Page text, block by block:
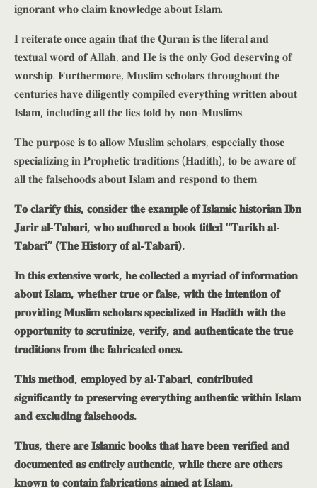
𝐢𝐠𝐧𝐨𝐫𝐚𝐧𝐭 𝐰𝐡𝐨 𝐜𝐥𝐚𝐢𝐦 𝐤𝐧𝐨𝐰𝐥𝐞𝐝𝐠𝐞 𝐚𝐛𝐨𝐮𝐭 𝐈𝐬𝐥𝐚𝐦.
𝐈 𝐫𝐞𝐢𝐭𝐞𝐫𝐚𝐭𝐞 𝐨𝐧𝐜𝐞 𝐚𝐠𝐚𝐢𝐧 𝐭𝐡𝐚𝐭 𝐭𝐡𝐞 𝐐𝐮𝐫𝐚𝐧 𝐢𝐬 𝐭𝐡𝐞 𝐥𝐢𝐭𝐞𝐫𝐚𝐥 𝐚𝐧𝐝
𝐭𝐞𝐱𝐭𝐮𝐚𝐥 𝐰𝐨𝐫𝐝 𝐨𝐟 𝐀𝐥𝐥𝐚𝐡, 𝐚𝐧𝐝 𝐇𝐞 𝐢𝐬 𝐭𝐡𝐞 𝐨𝐧𝐥𝐲 𝐆𝐨𝐝 𝐝𝐞𝐬𝐞𝐫𝐯𝐢𝐧𝐠 𝐨𝐟
𝐰𝐨𝐫𝐬𝐡𝐢𝐩. 𝐅𝐮𝐫𝐭𝐡𝐞𝐫𝐦𝐨𝐫𝐞, 𝐌𝐮𝐬𝐥𝐢𝐦 𝐬𝐜𝐡𝐨𝐥𝐚𝐫𝐬 𝐭𝐡𝐫𝐨𝐮𝐠𝐡𝐨𝐮𝐭 𝐭𝐡𝐞
𝐜𝐞𝐧𝐭𝐮𝐫𝐢𝐞𝐬 𝐡𝐚𝐯𝐞 𝐝𝐢𝐥𝐢𝐠𝐞𝐧𝐭𝐥𝐲 𝐜𝐨𝐦𝐩𝐢𝐥𝐞𝐝 𝐞𝐯𝐞𝐫𝐲𝐭𝐡𝐢𝐧𝐠 𝐰𝐫𝐢𝐭𝐭𝐞𝐧 𝐚𝐛𝐨𝐮𝐭
𝐈𝐬𝐥𝐚𝐦, 𝐢𝐧𝐜𝐥𝐮𝐝𝐢𝐧𝐠 𝐚𝐥𝐥 𝐭𝐡𝐞 𝐥𝐢𝐞𝐬 𝐭𝐨𝐥𝐝 𝐛𝐲 𝐧𝐨𝐧-𝐌𝐮𝐬𝐥𝐢𝐦𝐬.
𝐓𝐡𝐞 𝐩𝐮𝐫𝐩𝐨𝐬𝐞 𝐢𝐬 𝐭𝐨 𝐚𝐥𝐥𝐨𝐰 𝐌𝐮𝐬𝐥𝐢𝐦 𝐬𝐜𝐡𝐨𝐥𝐚𝐫𝐬, 𝐞𝐬𝐩𝐞𝐜𝐢𝐚𝐥𝐥𝐲 𝐭𝐡𝐨𝐬𝐞
𝐬𝐩𝐞𝐜𝐢𝐚𝐥𝐢𝐳𝐢𝐧𝐠 𝐢𝐧 𝐏𝐫𝐨𝐩𝐡𝐞𝐭𝐢𝐜 𝐭𝐫𝐚𝐝𝐢𝐭𝐢𝐨𝐧𝐬 (𝐇𝐚𝐝𝐢𝐭𝐡), 𝐭𝐨 𝐛𝐞 𝐚𝐰𝐚𝐫𝐞 𝐨𝐟
𝐚𝐥𝐥 𝐭𝐡𝐞 𝐟𝐚𝐥𝐬𝐞𝐡𝐨𝐨𝐝𝐬 𝐚𝐛𝐨𝐮𝐭 𝐈𝐬𝐥𝐚𝐦 𝐚𝐧𝐝 𝐫𝐞𝐬𝐩𝐨𝐧𝐝 𝐭𝐨 𝐭𝐡𝐞𝐦.
𝐓𝐨 𝐜𝐥𝐚𝐫𝐢𝐟𝐲 𝐭𝐡𝐢𝐬, 𝐜𝐨𝐧𝐬𝐢𝐝𝐞𝐫 𝐭𝐡𝐞 𝐞𝐱𝐚𝐦𝐩𝐥𝐞 𝐨𝐟 𝐈𝐬𝐥𝐚𝐦𝐢𝐜 𝐡𝐢𝐬𝐭𝐨𝐫𝐢𝐚𝐧 𝐈𝐛𝐧
𝐉𝐚𝐫𝐢𝐫 𝐚𝐥-𝐓𝐚𝐛𝐚𝐫𝐢, 𝐰𝐡𝐨 𝐚𝐮𝐭𝐡𝐨𝐫𝐞𝐝 𝐚 𝐛𝐨𝐨𝐤 𝐭𝐢𝐭𝐥𝐞𝐝 “𝐓𝐚𝐫𝐢𝐤𝐡 𝐚𝐥-
𝐓𝐚𝐛𝐚𝐫𝐢” (𝐓𝐡𝐞 𝐇𝐢𝐬𝐭𝐨𝐫𝐲 𝐨𝐟 𝐚𝐥-𝐓𝐚𝐛𝐚𝐫𝐢).
𝐈𝐧 𝐭𝐡𝐢𝐬 𝐞𝐱𝐭𝐞𝐧𝐬𝐢𝐯𝐞 𝐰𝐨𝐫𝐤, 𝐡𝐞 𝐜𝐨𝐥𝐥𝐞𝐜𝐭𝐞𝐝 𝐚 𝐦𝐲𝐫𝐢𝐚𝐝 𝐨𝐟 𝐢𝐧𝐟𝐨𝐫𝐦𝐚𝐭𝐢𝐨𝐧
𝐚𝐛𝐨𝐮𝐭 𝐈𝐬𝐥𝐚𝐦, 𝐰𝐡𝐞𝐭𝐡𝐞𝐫 𝐭𝐫𝐮𝐞 𝐨𝐫 𝐟𝐚𝐥𝐬𝐞, 𝐰𝐢𝐭𝐡 𝐭𝐡𝐞 𝐢𝐧𝐭𝐞𝐧𝐭𝐢𝐨𝐧 𝐨𝐟
𝐩𝐫𝐨𝐯𝐢𝐝𝐢𝐧𝐠 𝐌𝐮𝐬𝐥𝐢𝐦 𝐬𝐜𝐡𝐨𝐥𝐚𝐫𝐬 𝐬𝐩𝐞𝐜𝐢𝐚𝐥𝐢𝐳𝐞𝐝 𝐢𝐧 𝐇𝐚𝐝𝐢𝐭𝐡 𝐰𝐢𝐭𝐡 𝐭𝐡𝐞
𝐨𝐩𝐩𝐨𝐫𝐭𝐮𝐧𝐢𝐭𝐲 𝐭𝐨 𝐬𝐜𝐫𝐮𝐭𝐢𝐧𝐢𝐳𝐞, 𝐯𝐞𝐫𝐢𝐟𝐲, 𝐚𝐧𝐝 𝐚𝐮𝐭𝐡𝐞𝐧𝐭𝐢𝐜𝐚𝐭𝐞 𝐭𝐡𝐞 𝐭𝐫𝐮𝐞
𝐭𝐫𝐚𝐝𝐢𝐭𝐢𝐨𝐧𝐬 𝐟𝐫𝐨𝐦 𝐭𝐡𝐞 𝐟𝐚𝐛𝐫𝐢𝐜𝐚𝐭𝐞𝐝 𝐨𝐧𝐞𝐬.
𝐓𝐡𝐢𝐬 𝐦𝐞𝐭𝐡𝐨𝐝, 𝐞𝐦𝐩𝐥𝐨𝐲𝐞𝐝 𝐛𝐲 𝐚𝐥-𝐓𝐚𝐛𝐚𝐫𝐢, 𝐜𝐨𝐧𝐭𝐫𝐢𝐛𝐮𝐭𝐞𝐝
𝐬𝐢𝐠𝐧𝐢𝐟𝐢𝐜𝐚𝐧𝐭𝐥𝐲 𝐭𝐨 𝐩𝐫𝐞𝐬𝐞𝐫𝐯𝐢𝐧𝐠 𝐞𝐯𝐞𝐫𝐲𝐭𝐡𝐢𝐧𝐠 𝐚𝐮𝐭𝐡𝐞𝐧𝐭𝐢𝐜 𝐰𝐢𝐭𝐡𝐢𝐧 𝐈𝐬𝐥𝐚𝐦
𝐚𝐧𝐝 𝐞𝐱𝐜𝐥𝐮𝐝𝐢𝐧𝐠 𝐟𝐚𝐥𝐬𝐞𝐡𝐨𝐨𝐝𝐬.
𝐓𝐡𝐮𝐬, 𝐭𝐡𝐞𝐫𝐞 𝐚𝐫𝐞 𝐈𝐬𝐥𝐚𝐦𝐢𝐜 𝐛𝐨𝐨𝐤𝐬 𝐭𝐡𝐚𝐭 𝐡𝐚𝐯𝐞 𝐛𝐞𝐞𝐧 𝐯𝐞𝐫𝐢𝐟𝐢𝐞𝐝 𝐚𝐧𝐝
𝐝𝐨𝐜𝐮𝐦𝐞𝐧𝐭𝐞𝐝 𝐚𝐬 𝐞𝐧𝐭𝐢𝐫𝐞𝐥𝐲 𝐚𝐮𝐭𝐡𝐞𝐧𝐭𝐢𝐜, 𝐰𝐡𝐢𝐥𝐞 𝐭𝐡𝐞𝐫𝐞 𝐚𝐫𝐞 𝐨𝐭𝐡𝐞𝐫𝐬
𝐤𝐧𝐨𝐰𝐧 𝐭𝐨 𝐜𝐨𝐧𝐭𝐚𝐢𝐧 𝐟𝐚𝐛𝐫𝐢𝐜𝐚𝐭𝐢𝐨𝐧𝐬 𝐚𝐢𝐦𝐞𝐝 𝐚𝐭 𝐈𝐬𝐥𝐚𝐦.